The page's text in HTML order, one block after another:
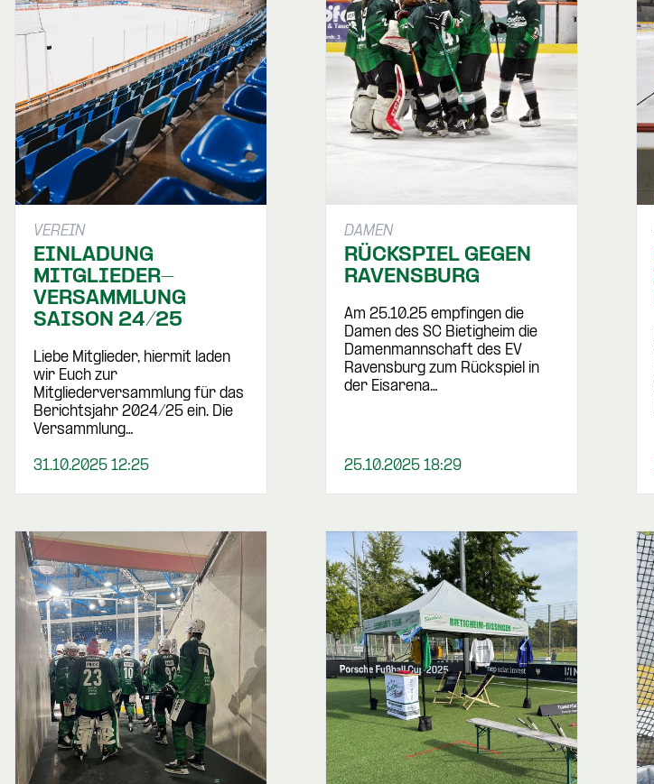
VEREIN
EINLADUNG
MITGLIEDER-
VERSAMMLUNG
SAISON 24/25
Liebe Mitglieder, hiermit laden
wir Euch zur
Mitgliederversammlung für das
Berichtsjahr 2024/25 ein. Die
Versammlung…
31.10.2025 12:25
DAMEN
RÜCKSPIEL GEGEN
RAVENSBURG
Am 25.10.25 empfingen die
Damen des SC Bietigheim die
Damenmannschaft des EV
Ravensburg zum Rückspiel in
der Eisarena…
25.10.2025 18:29